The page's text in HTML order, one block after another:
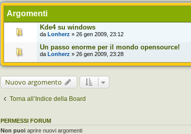
Argomenti
Kde4 su windows
da Lonherz » 26 gen 2009, 23:12
Un passo enorme per il mondo opensource!
da Lonherz » 26 gen 2009, 23:28
Nuovo argomento
Torna all’Indice della Board
PERMESSI FORUM
Non puoi aprire nuovi argomenti